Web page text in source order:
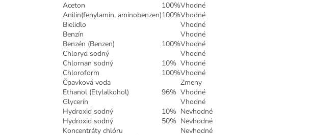
Aceton
100%Vhodné
Anilin(fenylamin, aminobenzen)100%Vhodné
Bielidlo
Vhodné
Benzín
Vhodné
Benzén (Benzen)
100%Vhodné
Chloryd sodný
Vhodné
Chlornan sodný
10% Vhodné
Chloroform
100%Vhodné
Čpavková voda
Zmeny
Ethanol (Etylalkohol)
96% Vhodné
Glycerín
Vhodné
Hydroxid sodný
10% Nevhodné
Hydroxid sodný
50% Nevhodné
Koncentráty chlóru
Nevhodné